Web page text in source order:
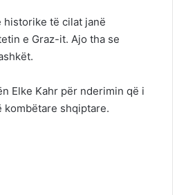
historike të cilat janë
e Graz-it. Ajo tha se
Elke Kahr për nderimin që i
shqiptare.